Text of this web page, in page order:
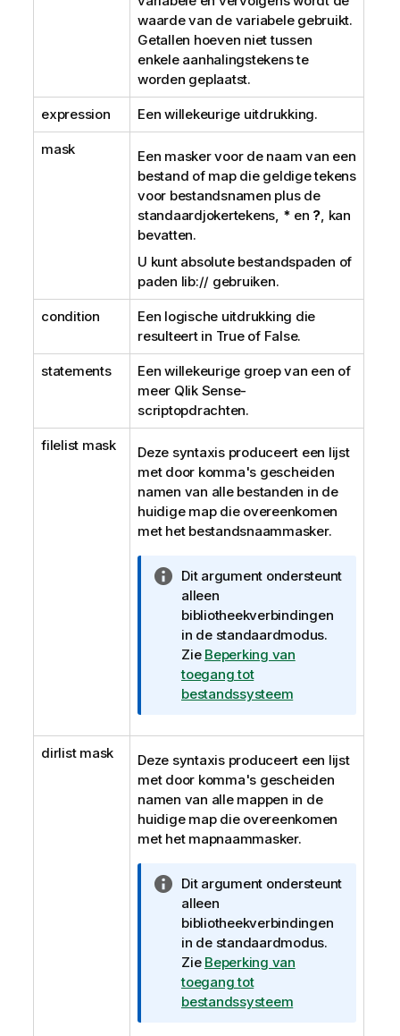
waarde van de variabele gebruikt.
Getallen hoeven niet tussen
enkele aanhalingstekens te
worden geplaatst.
expression Een willekeurige uitdrukking.
mask
Een masker voor de naam van een
bestand of map die geldige tekens
voor bestandsnamen plus de
standaardjokertekens, * en ? , kan
bevatten.
U kunt absolute bestandspaden of
paden lib:// gebruiken.
condition
Een logische uitdrukking die
resulteert in Trueof False.
statements
Een willekeurige groep van een of
meer Qlik Sense-
scriptopdrachten.
filelist mask
Deze syntaxis produceert een lijst
met door komma's gescheiden
namen van alle bestanden in de
huidige map die overeenkomen
met het bestandsnaammasker.
I
n
f
o
r
m
a
i
Dit argument ondersteunt
alleen
bibliotheekverbindingen
in de standaardmodus.
Zie Beperking van
toegang tot
bestandssysteem
dirlist mask
Deze syntaxis produceert een lijst
met door komma's gescheiden
namen van alle mappen in de
huidige map die overeenkomen
met het mapnaammasker.
I
n
f
o
r
m
a
Dit argument ondersteunt
alleen
bibliotheekverbindingen
in de standaardmodus.
Zie Beperking van
toegang tot
bestandssysteem